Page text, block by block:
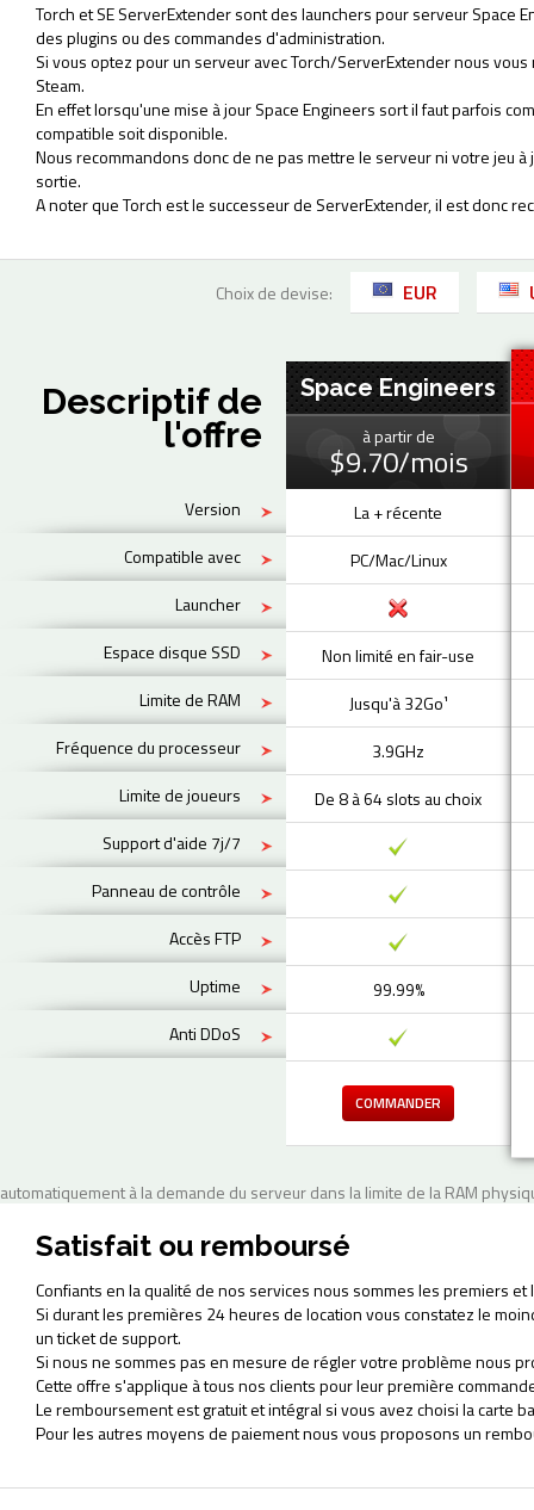
Torch et SE ServerExtender sont des launchers pour serveur
des plugins ou des commandes d'administration.
Si vous optez pour un serveur avec Torch/ServerExtender nous
Steam.
En effet lorsqu'une mise à jour Space Engineers sort il faut parfois
compatible soit disponible.
Nous recommandons donc de ne pas mettre le serveur ni votre jeu
sortie.
A noter que Torch est le successeur de ServerExtender, il est donc
Choix de devise: EUR
Descriptif de
l'offre
Version
Compatible avec
Launcher
Espace disque SSD
Limite de RAM
Fréquence du processeur
Limite de joueurs
Support d'aide 7j/7
Panneau de contrôle
Accès FTP
Uptime
Anti DDoS
Space Engineers
à partir de
$9.70/mois
La + récente
PC/Mac/Linux
Non limité en fair-use
Jusqu'à 32Go¹
3.9GHz
De 8 à 64 slots au choix
99.99%
COMMANDER
automatiquement à la demande du serveur dans la limite de la RAM
Satisfait ou remboursé
Confiants en la qualité de nos services nous sommes les premiers
Si durant les premières 24 heures de location vous constatez le
un ticket de support.
Si nous ne sommes pas en mesure de régler votre problème nous
Cette offre s'applique à tous nos clients pour leur première
Le remboursement est gratuit et intégral si vous avez choisi la carte
Pour les autres moyens de paiement nous vous proposons un